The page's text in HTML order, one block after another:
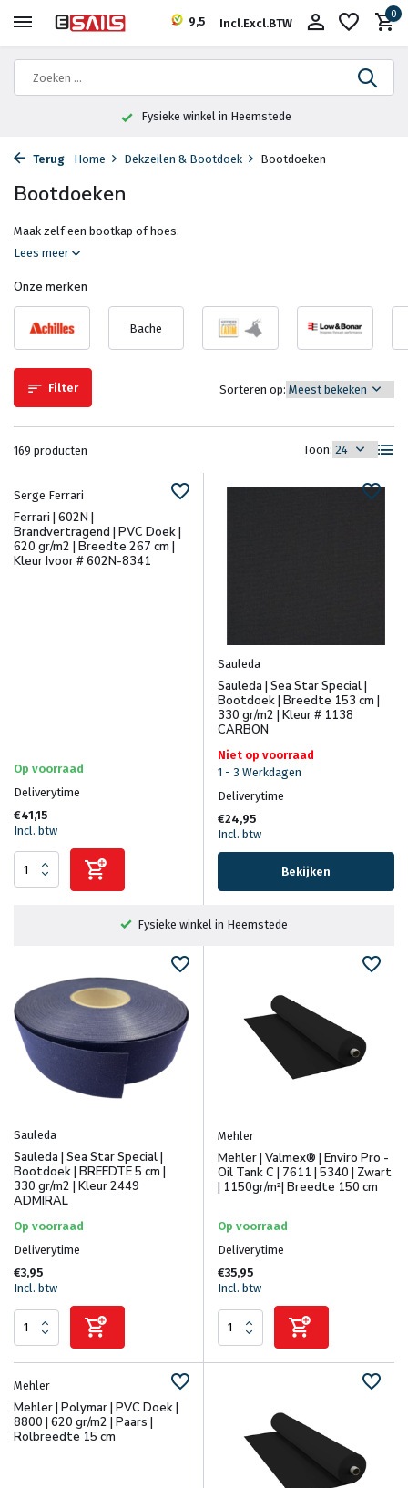
9,5 Incl.Excl.BTW
0
Fysieke winkel in Heemstede
Terug Home Dekzeilen & Bootdoek Bootdoeken
Bootdoeken
Maak zelf een bootkap of hoes.
Lees meer
Onze merken
Bache
Filter
169 producten Toon:
Sorteren op:
Serge Ferrari
Ferrari | 602N |
Brandvertragend | PVC Doek |
620 gr/m2 | Breedte 267 cm |
Kleur Ivoor # 602N-8341
Op voorraad
Deliverytime
€41,15
Incl. btw
Sauleda
Sauleda | Sea Star Special |
Bootdoek | Breedte 153 cm |
330 gr/m2 | Kleur # 1138
CARBON
Niet op voorraad
1 - 3 Werkdagen
Deliverytime
€24,95
Incl. btw
Bekijken
Fysieke winkel in Heemstede
Sauleda
Sauleda | Sea Star Special |
Bootdoek | BREEDTE 5 cm |
330 gr/m2 | Kleur 2449
ADMIRAL
Op voorraad
Deliverytime
€3,95
Incl. btw
Mehler
Mehler | Valmex® | Enviro Pro -
Oil Tank C | 7611 | 5340 | Zwart
| 1150gr/m²| Breedte 150 cm
Op voorraad
Deliverytime
€35,95
Incl. btw
Mehler
Mehler | Polymar | PVC Doek |
8800 | 620 gr/m2 | Paars |
Rolbreedte 15 cm